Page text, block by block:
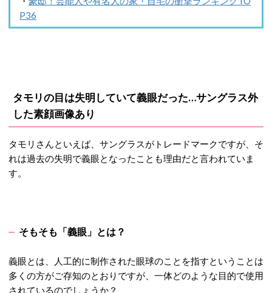
P36
タモリの目は失明していて義眼だった…サングラス外
した素顔画像あり
タモリさんといえば、サングラスがトレードマークですが、そ
れは過去の失明で義眼となったことも理由だと言われていま
す。
そもそも「義眼」とは？
義眼とは、人工的に制作された眼球のことを指すということは
多くの方がご存知のとおりですが、一体どのような目的で使用
されているのでしょうか？